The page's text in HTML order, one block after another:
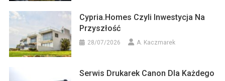
Cypria.homes Czyli Inwestycja Na
Przyszłość
28/07/2026 A. Kaczmarek
Serwis Drukarek Canon Dla Każdego